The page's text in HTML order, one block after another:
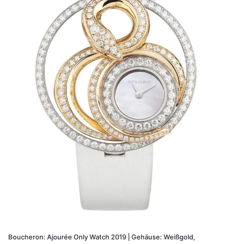
Boucheron: Ajourée Only Watch 2019 | Gehäuse: Weißgold,